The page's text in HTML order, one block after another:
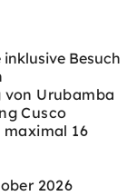
Besuch
Urubamba
Cusco
16
2026